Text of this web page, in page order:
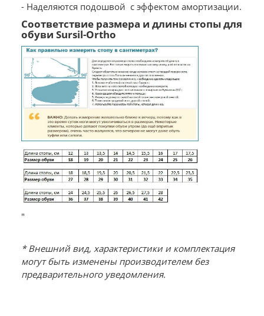
- Наделяются подошвой с эффектом амортизации.
Соответствие размера и длины стопы для
обуви Sursil-Ortho
"
* Внешний вид, характеристики и комплектация
могут быть изменены производителем без
предварительного уведомления.